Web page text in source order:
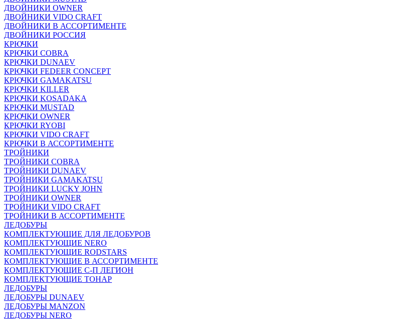
ДВОЙНИКИ OWNER
ДВОЙНИКИ VIDO CRAFT
ДВОЙНИКИ В АССОРТИМЕНТЕ
ДВОЙНИКИ РОССИЯ
КРЮЧКИ
КРЮЧКИ COBRA
КРЮЧКИ DUNAEV
КРЮЧКИ FEDEER CONCEPT
КРЮЧКИ GAMAKATSU
КРЮЧКИ KILLER
КРЮЧКИ KOSADAKA
КРЮЧКИ MUSTAD
КРЮЧКИ OWNER
КРЮЧКИ RYOBI
КРЮЧКИ VIDO CRAFT
КРЮЧКИ В АССОРТИМЕНТЕ
ТРОЙНИКИ
ТРОЙНИКИ COBRA
ТРОЙНИКИ DUNAEV
ТРОЙНИКИ GAMAKATSU
ТРОЙНИКИ LUCKY JOHN
ТРОЙНИКИ OWNER
ТРОЙНИКИ VIDO CRAFT
ТРОЙНИКИ В АССОРТИМЕНТЕ
ЛЕДОБУРЫ
КОМПЛЕКТУЮЩИЕ ДЛЯ ЛЕДОБУРОВ
КОМПЛЕКТУЮЩИЕ NERO
КОМПЛЕКТУЮЩИЕ RODSTARS
КОМПЛЕКТУЮЩИЕ В АССОРТИМЕНТЕ
КОМПЛЕКТУЮЩИЕ С-П ЛЕГИОН
КОМПЛЕКТУЮЩИЕ ТОНАР
ЛЕДОБУРЫ
ЛЕДОБУРЫ DUNAEV
ЛЕДОБУРЫ MANZON
ЛЕДОБУРЫ NERO